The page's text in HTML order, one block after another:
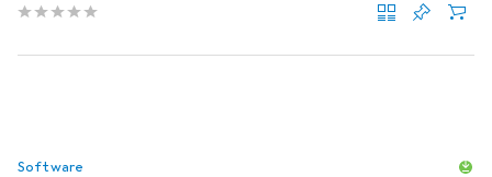
Software